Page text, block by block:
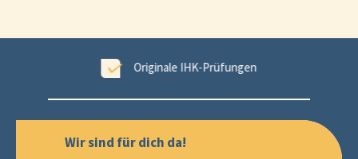
99,6 % Erfolgsgarantie
Wir sind für dich da!